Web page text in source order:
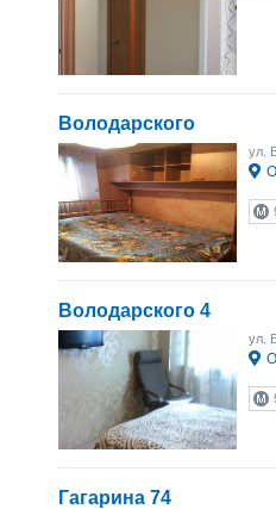
Володарского
ул.
Володарского 4
ул.
Гагарина 74